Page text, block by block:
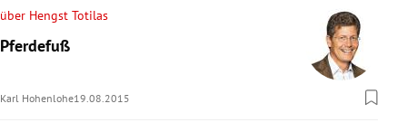
über Hengst Totilas
Pferdefuß
Karl Hohenlohe19.08.2015